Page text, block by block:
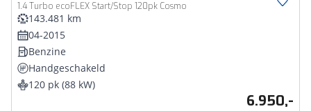
1.4 Turbo ecoFLEX Start/Stop 120pk Cosmo
143.481 km
04-2015
Benzine
Handgeschakeld
120 pk (88 kW)
6.950,-